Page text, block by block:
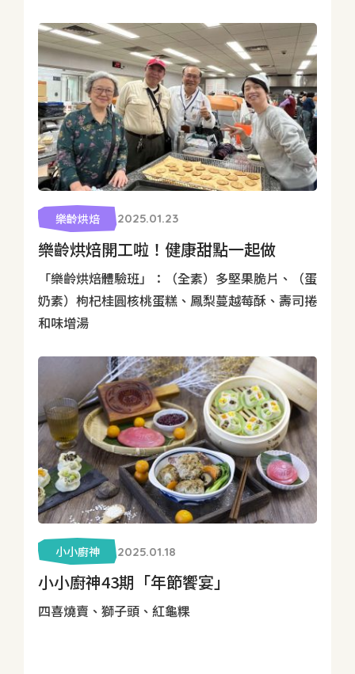
樂齡烘焙 2025.01.23
樂齡烘焙開工啦！健康甜點一起做
「樂齡烘焙體驗班」：（全素）多堅果脆片、（蛋
奶素）枸杞桂圓核桃蛋糕、鳳梨蔓越莓酥、壽司捲
和味增湯
小小廚神 2025.01.18
小小廚神43期「年節饗宴」
四喜燒賣、獅子頭、紅龜粿